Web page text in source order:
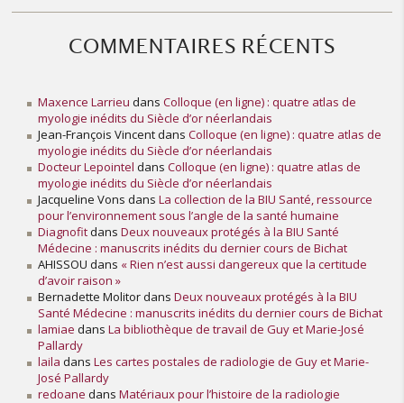
é
t
o
l
o
g
e
COMMENTAIRES RÉCENTS
Maxence Larrieu dansColloque (en ligne) : quatre atlas de
myologie inédits du Siècle d’or néerlandais
Jean-François VincentdansColloque (en ligne) : quatre atlas de
myologie inédits du Siècle d’or néerlandais
Docteur Lepointel dansColloque (en ligne) : quatre atlas de
myologie inédits du Siècle d’or néerlandais
Jacqueline Vons dansLa collection de la BIU Santé, ressource
pour l’environnement sous l’angle de la santé humaine
DiagnofitdansDeux nouveaux protégés à la BIU Santé
Médecine : manuscrits inédits du dernier cours de Bichat
AHISSOU dans « Rien n’est aussi dangereux que la certitude
d’avoir raison »
Bernadette MolitordansDeux nouveaux protégés à la BIU
Santé Médecine : manuscrits inédits du dernier cours de Bichat
lamiae dansLa bibliothèque de travail de Guy et Marie-José
Pallardy
laila dansLes cartes postales de radiologie de Guy et Marie-
José Pallardy
redoane dansMatériaux pour l’histoire de la radiologie